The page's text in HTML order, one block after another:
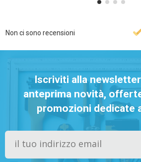
Non ci sono recensioni
Iscriviti alla
anteprima novità,
promozioni dedicate